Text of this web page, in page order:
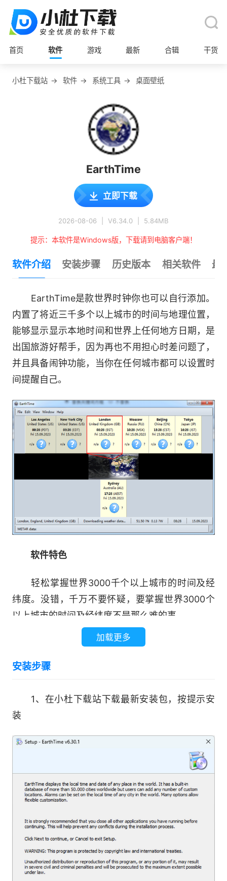
首页 软件 游戏 最新 合辑 干货
小杜下载站 → 软件 → 系统工具 → 桌面壁纸
EarthTime
立即下载
2026-08-06 V6.34.0 5.84MB
提示：本软件是Windows版，下载请到电脑客户端！
软件介绍 安装步骤 历史版本 相关软件 最
EarthTime是款世界时钟你也可以自行添加。
内置了将近三千多个以上城市的时间与地理位置，
能够显示显示本地时间和世界上任何地方日期，是
出国旅游好帮手，因为再也不用担心时差问题了，
并且具备闹钟功能，当你在任何城市都可以设置时
间提醒自己。
软件特色
轻松掌握世界3000千个以上城市的时间及经
纬度。没错，千万不要怀疑，要掌握世界3000个
以上城市的时间及经纬度不是那么难的事。
要出国旅游，但却又不知会不会有严重时差问
题，EarthTime英文官方版可以让你知道外国城市
做好时查调整。
易懂的操作介面，让你使用起来一点也不会感
到负担，除此之外，使用了地图模式，可以让你轻
加载更多
安装步骤
1、在小杜下载站下载最新安装包，按提示安
装